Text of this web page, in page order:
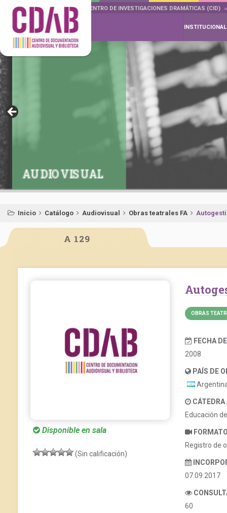
DOCUMENTA DRAMÁTICAS CENTRO DE INVESTIGACIONES DRAMÁTICAS (CID)
INSTITUCIONAL
AUDIOVISUAL
Inicio Catálogo Audiovisual Obras teatrales FA
A 129
Disponible en sala
(Sin calificación)
OBRAS
FECHA
2008
PAÍS DE
Educación
Registro de
07.09.2017
60